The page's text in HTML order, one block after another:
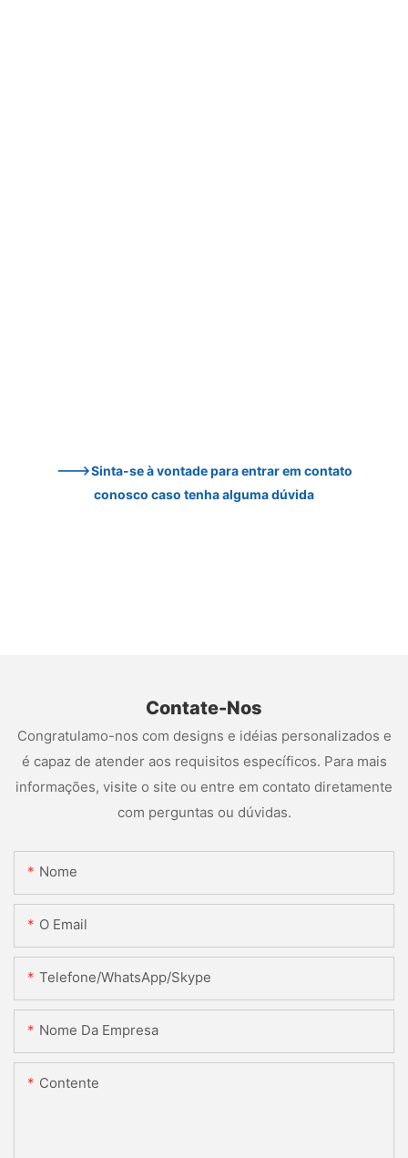
--->Sinta-se à vontade para entrar em contato
conosco caso tenha alguma dúvida
Contate-Nos
Congratulamo-nos com designs e idéias personalizados e
é capaz de atender aos requisitos específicos. Para mais
informações, visite o site ou entre em contato diretamente
com perguntas ou dúvidas.
Nome
O Email
Telefone/WhatsApp/Skype
Nome Da Empresa
Contente